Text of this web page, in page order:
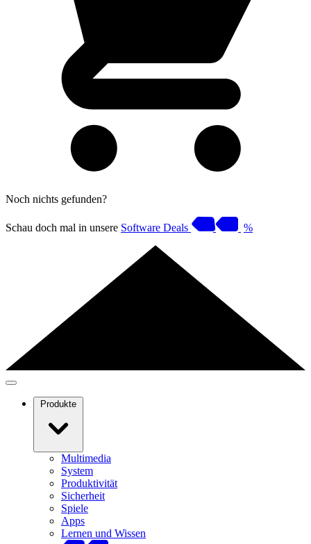
Noch nichts gefunden?
Schau doch mal in unsere Software Deals %
Produkte
Multimedia
System
Produktivität
Sicherheit
Spiele
Apps
Lernen und Wissen